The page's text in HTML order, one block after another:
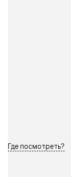
Где посмотреть?